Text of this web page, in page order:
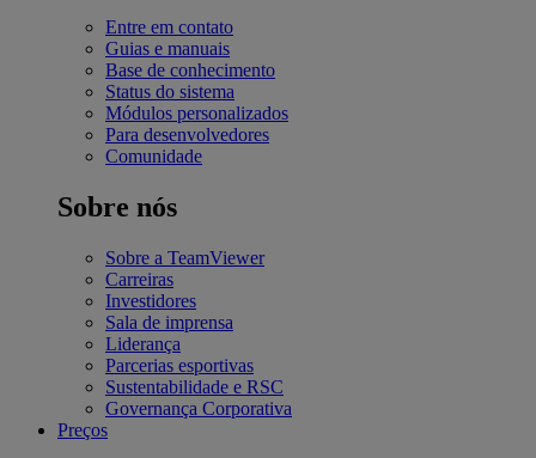
Entre em contato
Guias e manuais
Base de conhecimento
Status do sistema
Módulos personalizados
Para desenvolvedores
Comunidade
Sobre nós
Sobre a TeamViewer
Carreiras
Investidores
Sala de imprensa
Liderança
Parcerias esportivas
Sustentabilidade e RSC
Governança Corporativa
Preços